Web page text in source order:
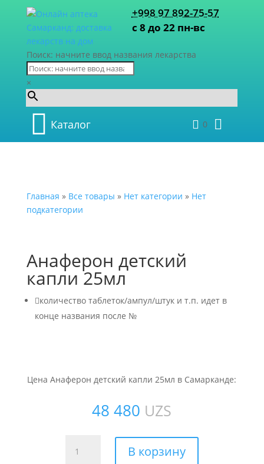
+998 97 892-75-57
с 8 до 22 пн-вс
Поиск: начните ввод названия лекарства
×
Каталог 0
Главная » Все товары » Нет категории » Нет
подкатегории
Анаферон детский
капли 25мл
количество таблеток/ампул/штук и т.п. идет в
конце названия после №
Цена Анаферон детский капли 25мл в Самарканде:
48 480 UZS
товара
В корзину